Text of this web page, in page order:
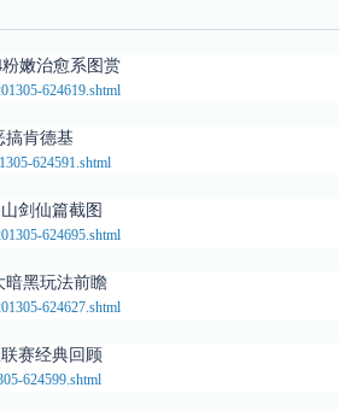
粉嫩治愈系图赏
624619.shtml
搞肯德基
624591.shtml
剑仙篇截图
624695.shtml
暗黑玩法前瞻
624627.shtml
赛经典回顾
624599.shtml